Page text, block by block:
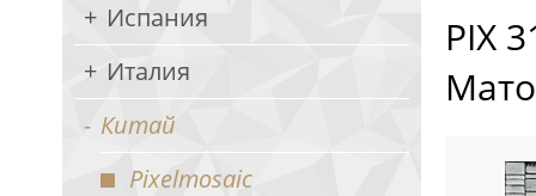
Испания
Италия
Китай
Pixelmosaic
PIX